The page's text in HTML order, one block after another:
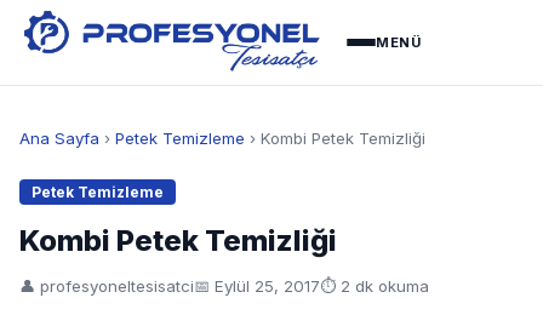
MENÜ
Ana Sayfa › Petek Temizleme › Kombi Petek Temizliği
Petek Temizleme
Kombi Petek Temizliği
👤 profesyoneltesisatci📅 Eylül 25, 2017⏱ 2 dk okuma